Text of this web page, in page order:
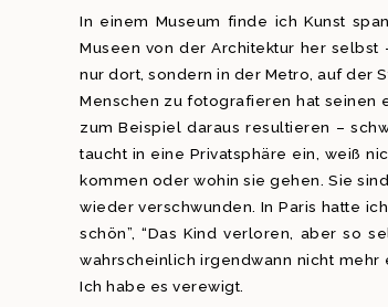
In einem Museum finde ich Kunst
Museen von der Architektur her
nur dort, sondern in der Metro, auf der
Menschen zu fotografieren hat seinen
zum Beispiel daraus resultieren –
taucht in eine Privatsphäre ein, weiß
kommen oder wohin sie gehen. Sie
wieder verschwunden. In Paris hatte
schön”, “Das Kind verloren, aber so
wahrscheinlich irgendwann nicht
Ich habe es verewigt.